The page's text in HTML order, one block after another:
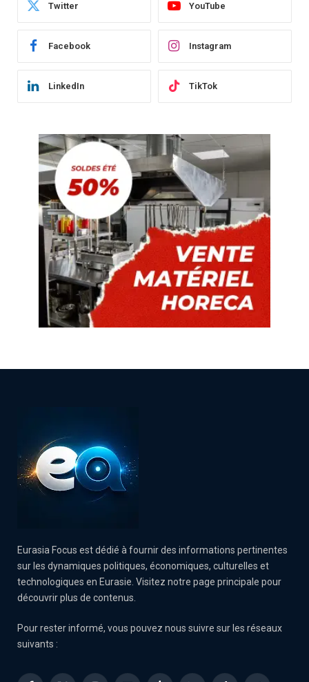
Twitter YouTube
Facebook Instagram
LinkedIn TikTok
Eurasia Focus est dédié à fournir des informations pertinentes
sur les dynamiques politiques, économiques, culturelles et
technologiques en Eurasie. Visitez notre page principale pour
découvrir plus de contenus.
Pour rester informé, vous pouvez nous suivre sur les réseaux
suivants :